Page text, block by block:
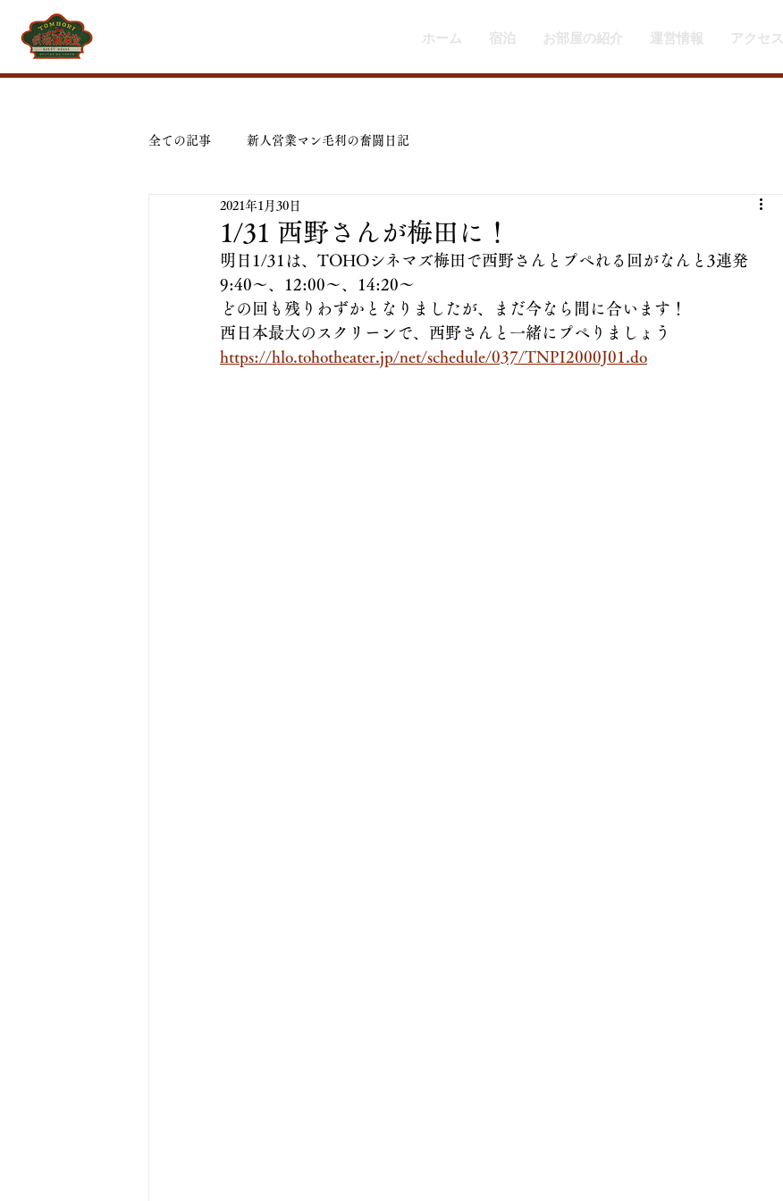
ホーム 宿泊 お部屋の紹介 運営情報 アクセス
全ての記事 新人営業マン毛利の奮闘日記
1/31 西野さんが梅田に！
2021年1月30日
明日1/31は、TOHOシネマズ梅田で西野さんとプペれる回がなんと3連発
9:40〜、12:00〜、14:20〜
どの回も残りわずかとなりましたが、まだ今なら間に合います！
西日本最大のスクリーンで、西野さんと一緒にプペりましょう
https://hlo.tohotheater.jp/net/schedule/037/TNPI2000J01.do